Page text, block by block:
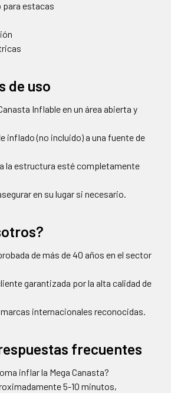
estacas
de uso
Inflable en un área abierta y
inflado (no incluido) a una fuente de
la estructura esté completamente
en su lugar si necesario.
de más de 40 años en el sector
garantizada por la alta calidad de
internacionales reconocidas.
frecuentes
inflar la Mega Canasta?
5-10 minutos,